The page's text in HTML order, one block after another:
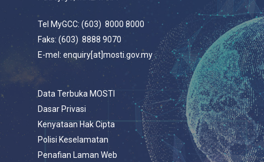
Tel MyGCC: (603) 8000 8000
Faks: (603) 8888 9070
E-mel: enquiry[at]mosti.gov.my
Data Terbuka MOSTI
Dasar Privasi
Kenyataan Hak Cipta
Polisi Keselamatan
Penafian Laman Web